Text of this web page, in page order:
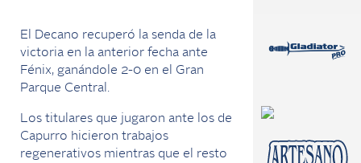
El Decano recuperó la senda de la
victoria en la anterior fecha ante
Fénix, ganándole 2-0 en el Gran
Parque Central.
Los titulares que jugaron ante los de
Capurro hicieron trabajos
regenerativos mientras que el resto